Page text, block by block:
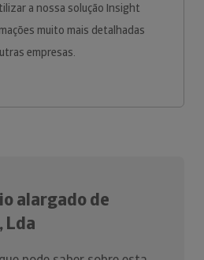
a nossa solução Insight
muito mais detalhadas
empresas.
alargado de
Lda